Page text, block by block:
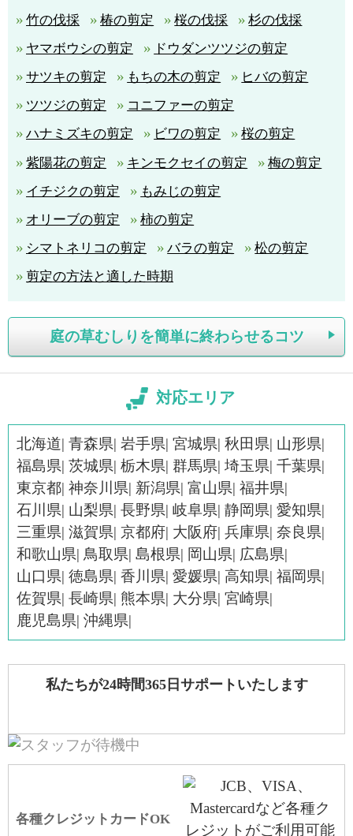
竹の伐採
椿の剪定 桜の伐採
杉の伐採
ヤマボウシの剪定
ドウダンツツジの剪定
サツキの剪定
もちの木の剪定
ヒバの剪定
ツツジの剪定
コニファーの剪定
ハナミズキの剪定
ビワの剪定
桜の剪定
紫陽花の剪定
キンモクセイの剪定
梅の剪定
イチジクの剪定
もみじの剪定
オリーブの剪定
柿の剪定
シマトネリコの剪定
バラの剪定
松の剪定
剪定の方法と適した時期
庭の草むしりを簡単に終わらせるコツ
対応エリア
北海道 青森県 岩手県 宮城県 秋田県 山形県
福島県 茨城県 栃木県 群馬県 埼玉県 千葉県
東京都 神奈川県 新潟県 富山県 福井県
石川県 山梨県 長野県 岐阜県 静岡県 愛知県
三重県 滋賀県 京都府 大阪府 兵庫県 奈良県
和歌山県 鳥取県 島根県 岡山県 広島県
山口県 徳島県 香川県 愛媛県 高知県 福岡県
佐賀県 長崎県 熊本県 大分県 宮崎県
鹿児島県 沖縄県
私たちが24時間365日サポートいたします
各種クレジットカードOK